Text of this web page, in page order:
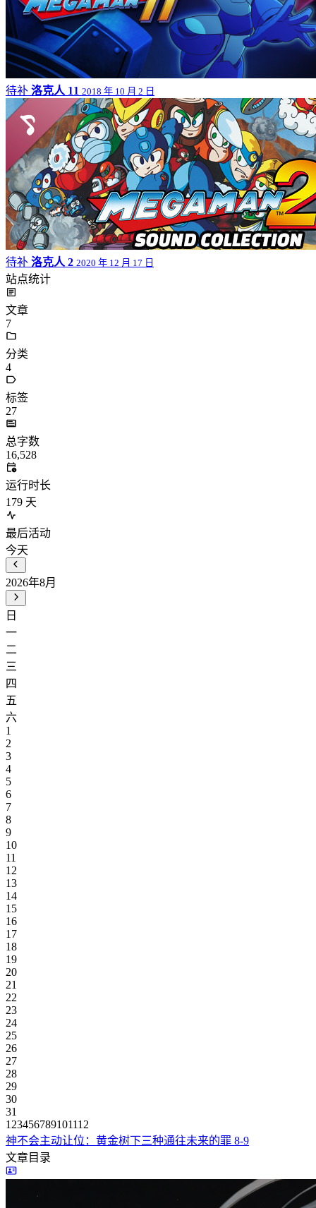
待补 洛克人 11 2018 年 10 月 2 日
待补 洛克人 2 2020 年 12 月 17 日
站点统计
文章
7
分类
4
标签
27
总字数
16,528
运行时长
179 天
最后活动
今天
2026年8月
日
一
二
三
四
五
六
1
2
3
4
5
6
7
8
9
10
11
12
13
14
15
16
17
18
19
20
21
22
23
24
25
26
27
28
29
30
31
1 23456789101112
神不会主动让位：黄金树下三种通往未来的罪 8-9
文章目录